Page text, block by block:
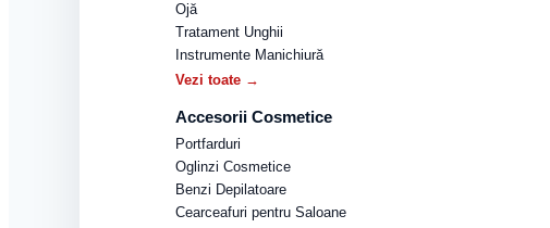
Ojă
Tratament Unghii
Instrumente Manichiură
Vezi toate →
Accesorii Cosmetice
Portfarduri
Oglinzi Cosmetice
Benzi Depilatoare
Cearceafuri pentru Saloane